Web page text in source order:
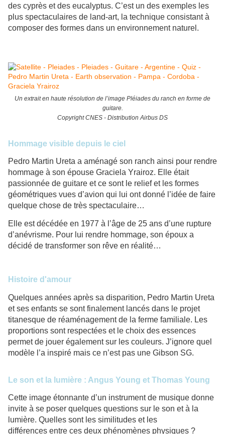
des cyprès et des eucalyptus. C’est un des exemples les
plus spectaculaires de land-art, la technique consistant à
composer des formes dans un environnement naturel.
Un extrait en haute résolution de l’image Pléiades du ranch en forme de
guitare.
Copyright CNES - Distribution Airbus DS
Hommage visible depuis le ciel
Pedro Martin Ureta a aménagé son ranch ainsi pour rendre
hommage à son épouse Graciela Yrairoz. Elle était
passionnée de guitare et ce sont le relief et les formes
géométriques vues d’avion qui lui ont donné l’idée de faire
quelque chose de très spectaculaire…
Elle est décédée en 1977 à l’âge de 25 ans d’une rupture
d’anévrisme. Pour lui rendre hommage, son époux a
décidé de transformer son rêve en réalité…
Histoire d'amour
Quelques années après sa disparition, Pedro Martin Ureta
et ses enfants se sont finalement lancés dans le projet
titanesque de réaménagement de la ferme familiale. Les
proportions sont respectées et le choix des essences
permet de jouer également sur les couleurs. J’ignore quel
modèle l’a inspiré mais ce n’est pas une Gibson SG.
Le son et la lumière : Angus Young et Thomas Young
Cette image étonnante d’un instrument de musique donne
invite à se poser quelques questions sur le son et à la
lumière. Quelles sont les similitudes et les
différences entre ces deux phénomènes physiques ?